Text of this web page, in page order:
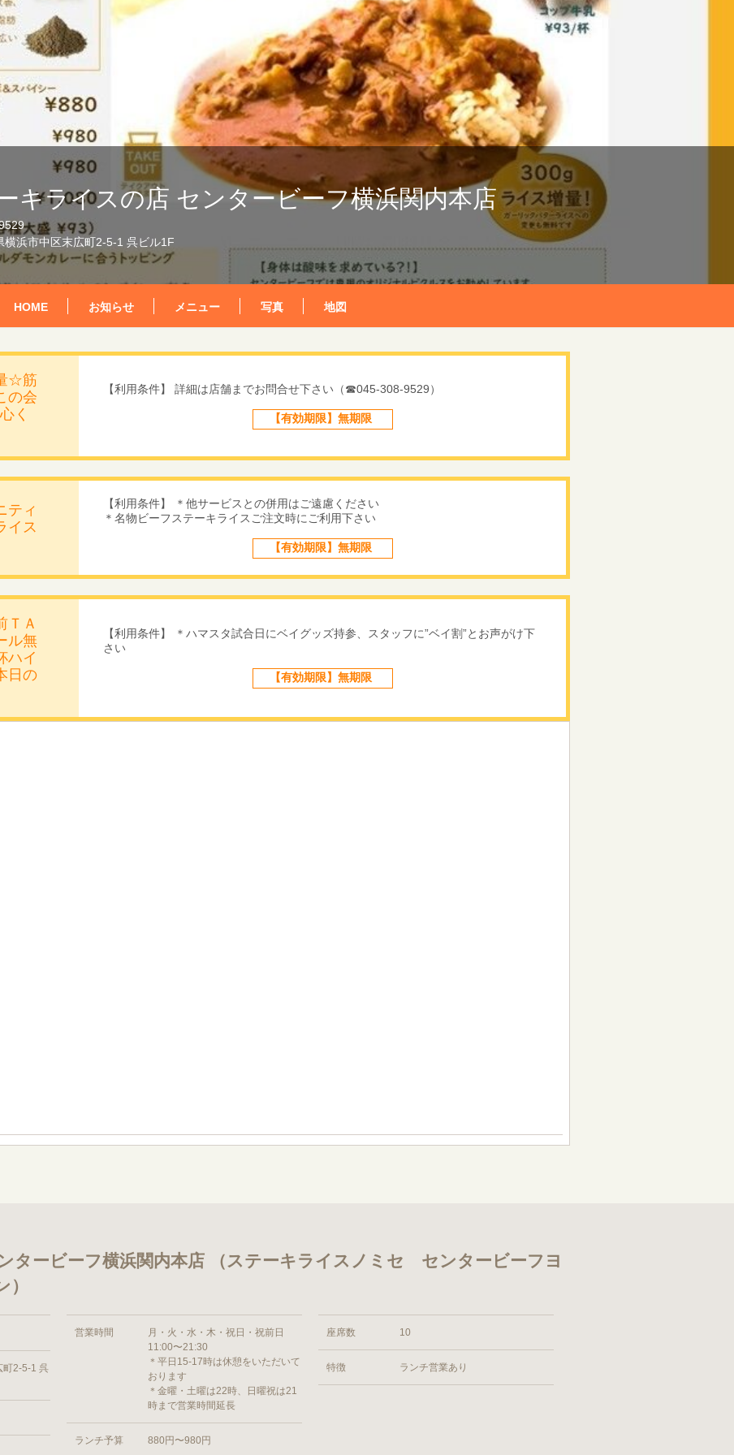
キライスの店 センタービーフ横浜関内本店
横浜市中区末広町2-5-1 呉ビル1F
HOME お知らせ メニュー 写真 地図
☆筋
の会
く
【利用条件】 詳細は店舗までお問合せ下さい（☎045-308-9529）
【有効期限】無期限
ティ
イス
【利用条件】 ＊他サービスとの併用はご遠慮ください
＊名物ビーフステーキライスご注文時にご利用下さい
【有効期限】無期限
ＴＡ
ル無
ハイ
日の
【利用条件】 ＊ハマスタ試合日にベイグッズ持参、スタッフに”ベイ割”とお声がけ下
さい
【有効期限】無期限
タービーフ横浜関内本店 （ステーキライスノミセ センタービーフヨ
町2-5-1 呉
営業時間
月・火・水・木・祝日・祝前日
11:00〜21:30
＊平日15-17時は休憩をいただいて
おります
＊金曜・土曜は22時、日曜祝は21
時まで営業時間延長
ランチ予算 880円〜980円
座席数 10
特徴 ランチ営業あり